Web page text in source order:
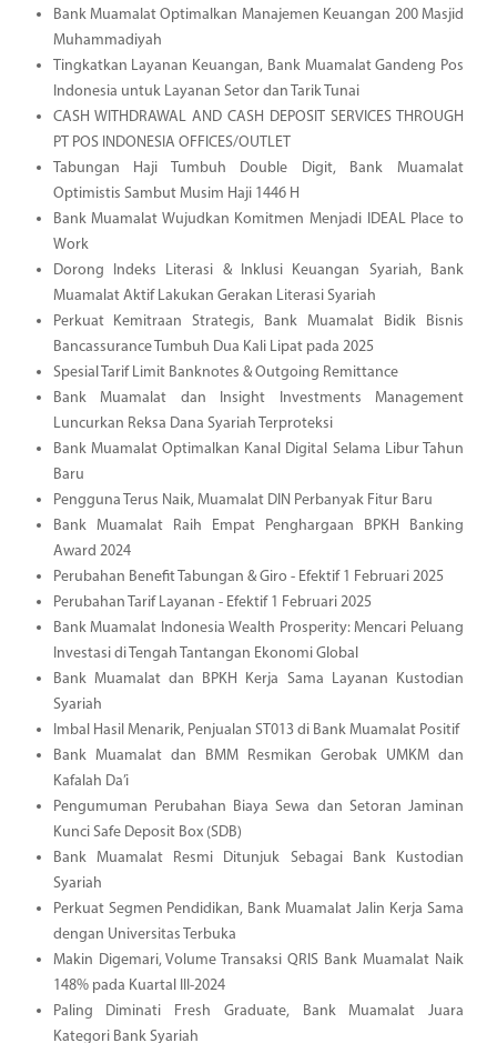
Bank Muamalat Optimalkan Manajemen Keuangan 200 Masjid
Muhammadiyah
Tingkatkan Layanan Keuangan, Bank Muamalat Gandeng Pos
Indonesia untuk Layanan Setor dan Tarik Tunai
CASH WITHDRAWAL AND CASH DEPOSIT SERVICES THROUGH
PT POS INDONESIA OFFICES/OUTLET
Tabungan Haji Tumbuh Double Digit, Bank Muamalat
Optimistis Sambut Musim Haji 1446 H
Bank Muamalat Wujudkan Komitmen Menjadi IDEAL Place to
Work
Dorong Indeks Literasi & Inklusi Keuangan Syariah, Bank
Muamalat Aktif Lakukan Gerakan Literasi Syariah
Perkuat Kemitraan Strategis, Bank Muamalat Bidik Bisnis
Bancassurance Tumbuh Dua Kali Lipat pada 2025
Spesial Tarif Limit Banknotes & Outgoing Remittance
Bank Muamalat dan Insight Investments Management
Luncurkan Reksa Dana Syariah Terproteksi
Bank Muamalat Optimalkan Kanal Digital Selama Libur Tahun
Baru
Pengguna Terus Naik, Muamalat DIN Perbanyak Fitur Baru
Bank Muamalat Raih Empat Penghargaan BPKH Banking
Award 2024
Perubahan Benefit Tabungan & Giro - Efektif 1 Februari 2025
Perubahan Tarif Layanan - Efektif 1 Februari 2025
Bank Muamalat Indonesia Wealth Prosperity: Mencari Peluang
Investasi di Tengah Tantangan Ekonomi Global
Bank Muamalat dan BPKH Kerja Sama Layanan Kustodian
Syariah
Imbal Hasil Menarik, Penjualan ST013 di Bank Muamalat Positif
Bank Muamalat dan BMM Resmikan Gerobak UMKM dan
Kafalah Da’i
Pengumuman Perubahan Biaya Sewa dan Setoran Jaminan
Kunci Safe Deposit Box (SDB)
Bank Muamalat Resmi Ditunjuk Sebagai Bank Kustodian
Syariah
Perkuat Segmen Pendidikan, Bank Muamalat Jalin Kerja Sama
dengan Universitas Terbuka
Makin Digemari, Volume Transaksi QRIS Bank Muamalat Naik
148% pada Kuartal III-2024
Paling Diminati Fresh Graduate, Bank Muamalat Juara
Kategori Bank Syariah